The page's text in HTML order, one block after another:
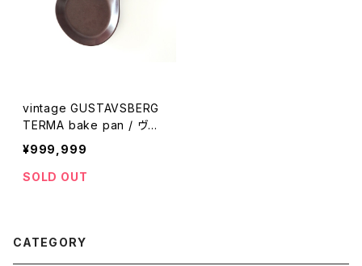
vintage GUSTAVSBERG
TERMA bake pan / ヴィ
ンテージ グスタフスベリ テ
ルマ ベイクパン
¥999,999
SOLD OUT
CATEGORY